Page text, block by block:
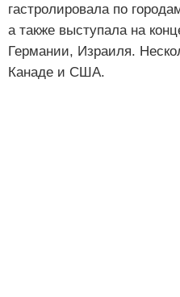
гастролировала по
а также выступала на
Германии, Израиля.
Канаде и США.